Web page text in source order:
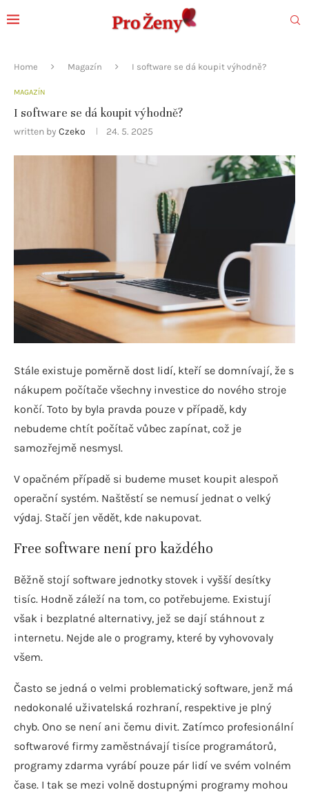
Home Magazín I software se dá koupit výhodně?
MAGAZÍN
I software se dá koupit výhodně?
written by Czeko 24. 5. 2025
Stále existuje poměrně dost lidí, kteří se domnívají, že s
nákupem počítače všechny investice do nového stroje
končí. Toto by byla pravda pouze v případě, kdy
nebudeme chtít počítač vůbec zapínat, což je
samozřejmě nesmysl.
V opačném případě si budeme muset koupit alespoň
operační systém. Naštěstí se nemusí jednat o velký
výdaj. Stačí jen vědět, kde nakupovat.
Free software není pro každého
Běžně stojí software jednotky stovek i vyšší desítky
tisíc. Hodně záleží na tom, co potřebujeme. Existují
však i bezplatné alternativy, jež se dají stáhnout z
internetu. Nejde ale o programy, které by vyhovovaly
všem.
Často se jedná o velmi problematický software, jenž má
nedokonalé uživatelská rozhraní, respektive je plný
chyb. Ono se není ani čemu divit. Zatímco profesionální
softwarové firmy zaměstnávají tisíce programátorů,
programy zdarma vyrábí pouze pár lidí ve svém volném
čase. I tak se mezi volně dostupnými programy mohou